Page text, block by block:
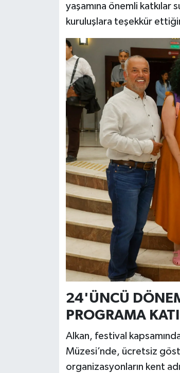
yaşamına önemli katkılar
kuruluşlara teşekkür
24'ÜNCÜ
PROGRAMA
Alkan, festival
Müzesi’nde, ücretsiz
organizasyonların kent